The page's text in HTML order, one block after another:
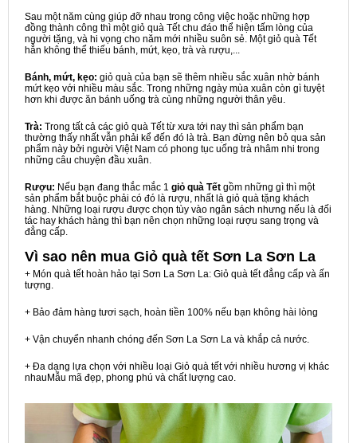
Sau một năm cùng giúp đỡ nhau trong công việc hoặc những hợp
đồng thành công thì một giỏ quà Tết chu đáo thể hiện tấm lòng của
người tặng, và hi vọng cho năm mới nhiều suôn sẻ. Một giỏ quà Tết
hẳn không thể thiếu bánh, mứt, kẹo, trà và rượu,...
Bánh, mứt, kẹo: giỏ quà của bạn sẽ thêm nhiều sắc xuân nhờ bánh
mứt kẹo với nhiều màu sắc. Trong những ngày mùa xuân còn gì tuyệt
hơn khi được ăn bánh uống trà cùng những người thân yêu.
Trà: Trong tất cả các giỏ quà Tết từ xưa tới nay thì sản phẩm bạn
thường thấy nhất vẫn phải kể đến đó là trà. Bạn đừng nên bỏ qua sản
phẩm này bởi người Việt Nam có phong tục uống trà nhâm nhi trong
những câu chuyện đầu xuân.
Rượu: Nếu bạn đang thắc mắc 1 giỏ quà Tết gồm những gì thì một
sản phẩm bắt buộc phải có đó là rượu, nhất là giỏ quà tặng khách
hàng. Những loại rượu được chọn tùy vào ngân sách nhưng nếu là đối
tác hay khách hàng thì bạn nên chọn những loại rượu sang trọng và
đẳng cấp.
Vì sao nên mua Giỏ quà tết Sơn La Sơn La
+ Món quà tết hoàn hảo tại Sơn La Sơn La: Giỏ quà tết đẳng cấp và ấn
tượng.
+ Bảo đảm hàng tươi sạch, hoàn tiền 100% nếu bạn không hài lòng
+ Vận chuyển nhanh chóng đến Sơn La Sơn La và khắp cả nước.
+ Đa dạng lựa chọn với nhiều loại Giỏ quà tết với nhiều hương vị khác
nhauMẫu mã đẹp, phong phú và chất lượng cao.